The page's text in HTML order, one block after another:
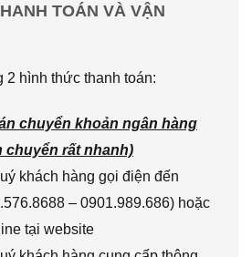
TOÁN VÀ VẬN
2 hình thức thanh toán:
chuyển khoản ngân hàng
chuyển rất nhanh)
khách hàng gọi điện đến
– 0901.989.686) hoặc
tại website